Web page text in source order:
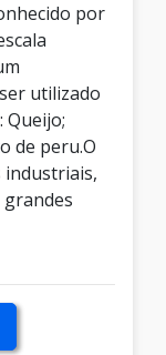
por
utilizado
Queijo;
de peru.O